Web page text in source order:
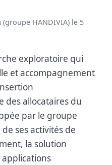
HANDIVIA) le 5
exploratoire qui
et accompagnement
des allocataires du
par le groupe
ses activités de
la solution